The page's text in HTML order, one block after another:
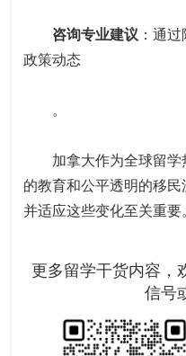
咨询专业建议 ：通
政策动态
。
加拿大作为全球留学
的教育和公平透明的移
并适应这些变化至关重要
更多留学干货内容，
信号